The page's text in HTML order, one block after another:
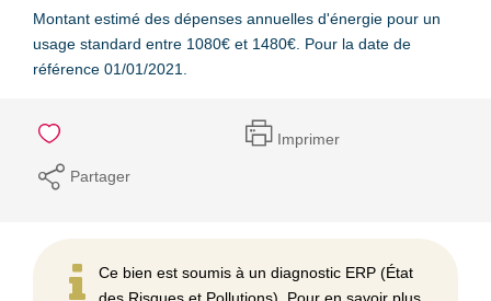
Montant estimé des dépenses annuelles d'énergie pour un
usage standard entre 1080€ et 1480€. Pour la date de
référence 01/01/2021.
Imprimer
Partager
Ce bien est soumis à un diagnostic ERP (État
des Risques et Pollutions). Pour en savoir plus,